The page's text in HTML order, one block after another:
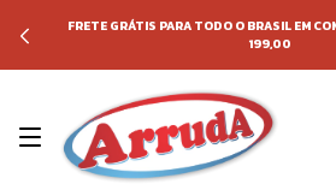
FRETE GRÁTIS PARA TODO O BRASIL EM
199,00